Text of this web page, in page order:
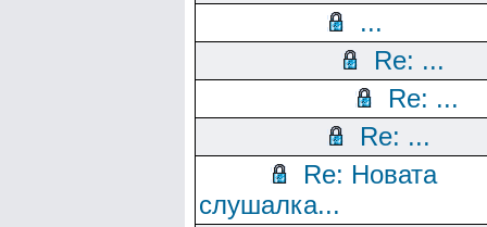
...
Re: ...
Re: ...
Re: ...
Re: Новата
слушалка...